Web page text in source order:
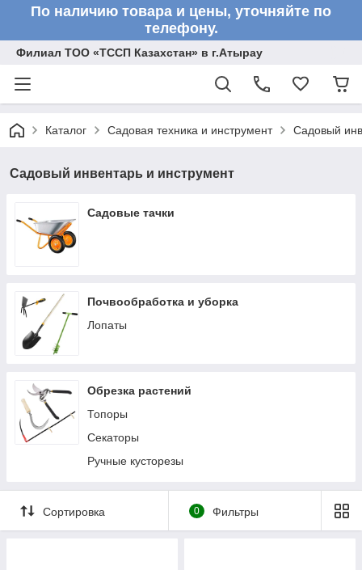
По наличию товара и цены, уточняйте по
телефону.
Филиал ТОО «ТССП Казахстан» в г.Атырау
Каталог Садовая техника и инструмент Садовый
Садовый инвентарь и инструмент
Садовые тачки
Почвообработка и уборка
Лопаты
Обрезка растений
Топоры
Секаторы
Ручные кусторезы
Сортировка 0 Фильтры